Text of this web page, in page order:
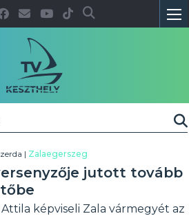
| Zalaegerszeg
jutott tovább
képviseli Zala vármegyét az